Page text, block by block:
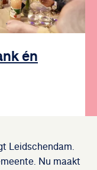
én
Leidschendam.
Nu maakt